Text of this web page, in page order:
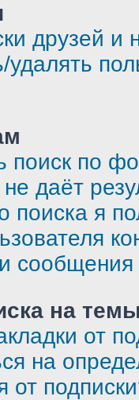
друзей и
удалять
поиск по
даёт
поиска я
на
от
на
от